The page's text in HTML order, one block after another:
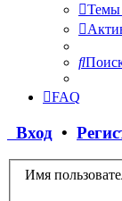
Темы
FAQ
Вход •
Имя